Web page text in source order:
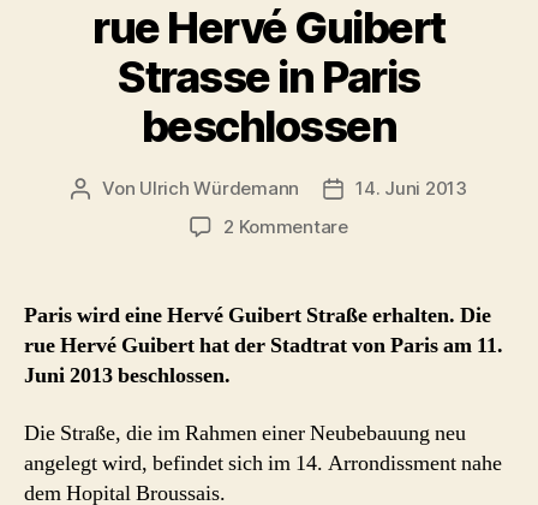
rue Hervé Guibert
Strasse in Paris
beschlossen
Beitragsautor
Von Ulrich Würdemann Beitragsdatum
14. Juni 2013
2 Kommentarezu
Guibert
in
Paris wird eine Hervé Guibert Straße erhalten. Die
rue Hervé Guibert hat der Stadtrat von Paris am 11.
Juni 2013 beschlossen.
Die Straße, die im Rahmen einer Neubebauung neu
angelegt wird, befindet sich im 14. Arrondissment nahe
dem Hopital Broussais.